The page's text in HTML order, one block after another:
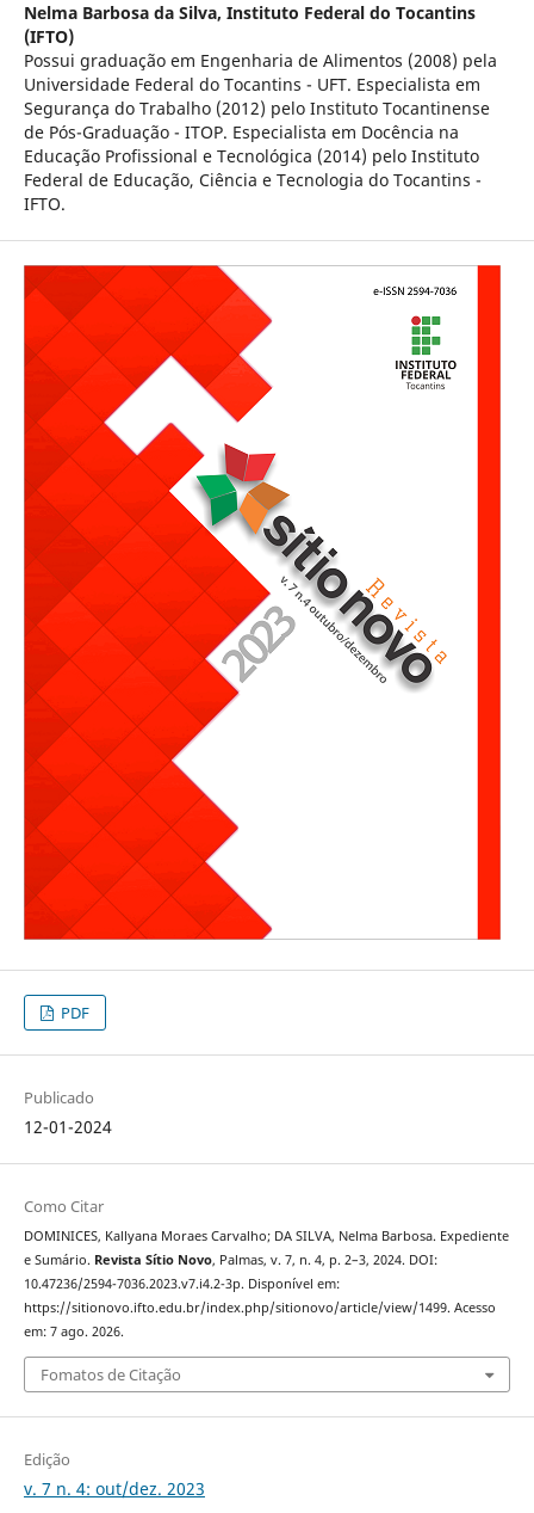
Nelma Barbosa da Silva, Instituto Federal do Tocantins
(IFTO)
Possui graduação em Engenharia de Alimentos (2008) pela
Universidade Federal do Tocantins - UFT. Especialista em
Segurança do Trabalho (2012) pelo Instituto Tocantinense
de Pós-Graduação - ITOP. Especialista em Docência na
Educação Profissional e Tecnológica (2014) pelo Instituto
Federal de Educação, Ciência e Tecnologia do Tocantins -
IFTO.
PDF
Publicado
12-01-2024
Como Citar
DOMINICES, Kallyana Moraes Carvalho; DA SILVA, Nelma Barbosa. Expediente
e Sumário. Revista Sítio Novo, Palmas, v. 7, n. 4, p. 2–3, 2024. DOI:
10.47236/2594-7036.2023.v7.i4.2-3p. Disponível em:
https://sitionovo.ifto.edu.br/index.php/sitionovo/article/view/1499. Acesso
em: 7 ago. 2026.
Fomatos de Citação
Edição
v. 7 n. 4: out/dez. 2023